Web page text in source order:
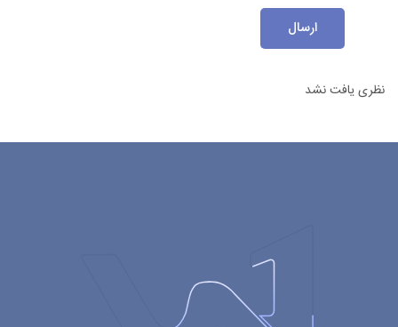
ارسال
نظری یافت نشد